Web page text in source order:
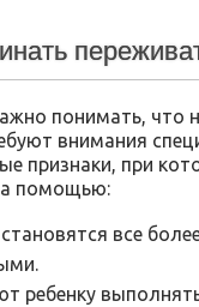
понимать, что
внимания
признаки, при
помощью:
все
ребенку